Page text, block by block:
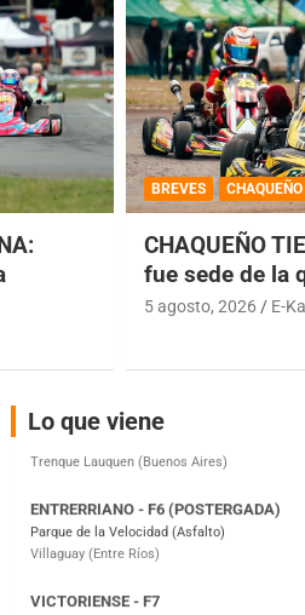
BREVES
CHAQUEÑO
fue sede de la
5 agosto, 2026 E-
Lo que viene
COBERTURA ESPECIAL DE E-
08/09-AGO
Ramiro Tot (Asfalto)
Baradero (Buenos Aires)
Parque de la Velocidad (Asfalto)
El Cerro (Tierra)
Victoria (Entre Ríos)
Moto Club Reginense (Tierra)